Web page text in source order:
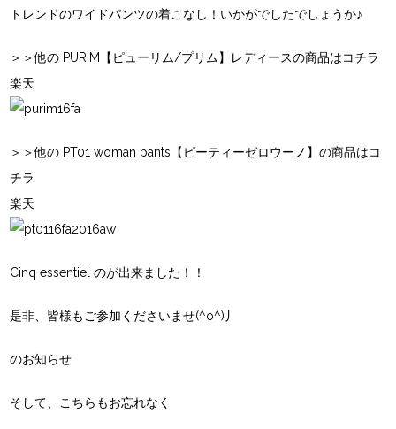
トレンドのワイドパンツの着こなし！いかがでしたでしょうか♪
＞＞他の PURIM【ピューリム/プリム】レディースの商品はコチラ
楽天
＞＞他の PT01 woman pants【ピーティーゼロウーノ】の商品はコ
チラ
楽天
Cinq essentiel のが出来ました！！
是非、皆様もご参加くださいませ(^o^)丿
のお知らせ
そして、こちらもお忘れなく